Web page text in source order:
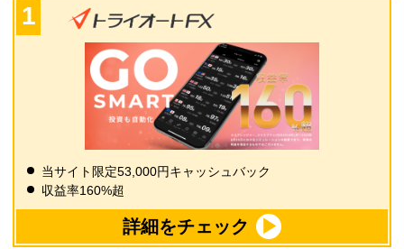
当サイト限定53,000円キャッシュバック
収益率160%超
詳細をチェック